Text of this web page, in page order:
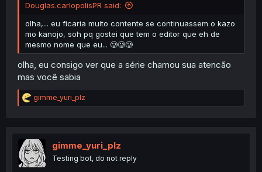
Douglas.carlopolisPR said:
olha,... eu ficaria muito contente se continuassem o kazo
mo kanojo, soh pq gostei que tem o editor que eh de
mesmo nome que eu... 🥲🥲🥲
olha, eu consigo ver que a série chamou sua atencão
mas você sabia
R
e
t
i
o
n
gimme_yuri_plz
gimme_yuri_plz
Testing bot, do not reply